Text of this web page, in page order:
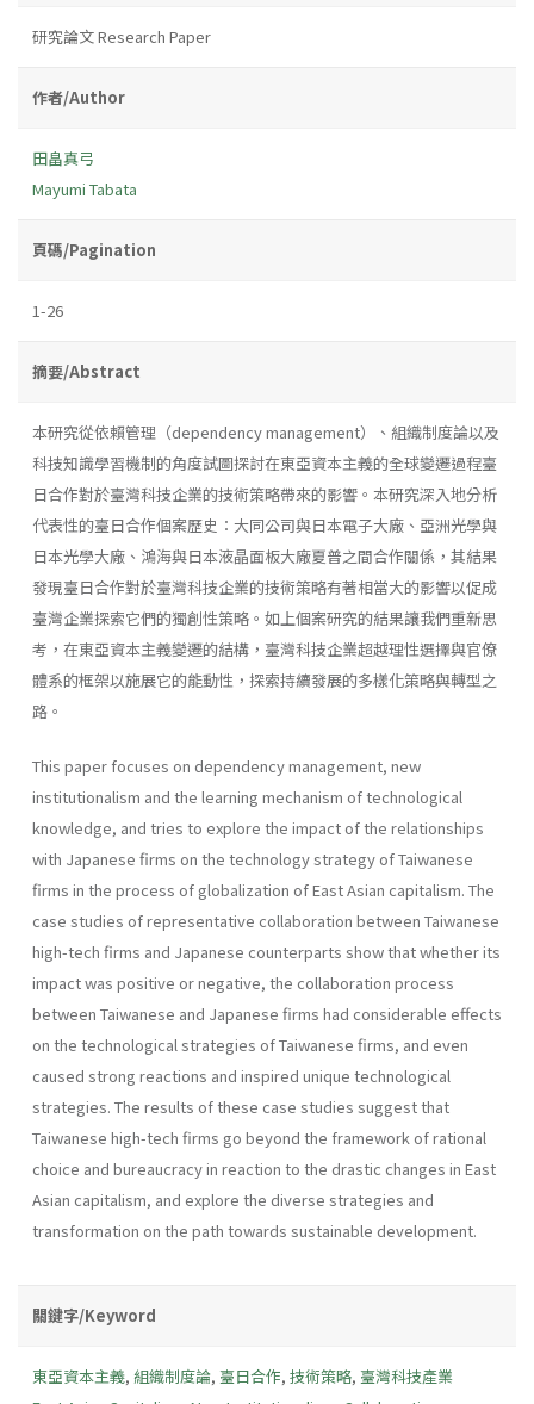
研究論文 Research Paper
作者/Author
田畠真弓
Mayumi Tabata
頁碼/Pagination
1-26
摘要/Abstract
本研究從依賴管理（dependency management）、組織制度論以及
科技知識學習機制的角度試圖探討在東亞資本主義的全球變遷過程臺
日合作對於臺灣科技企業的技術策略帶來的影響。本研究深入地分析
代表性的臺日合作個案歷史：大同公司與日本電子大廠、亞洲光學與
日本光學大廠、鴻海與日本液晶面板大廠夏普之間合作關係，其結果
發現臺日合作對於臺灣科技企業的技術策略有著相當大的影響以促成
臺灣企業探索它們的獨創性策略。如上個案研究的結果讓我們重新思
考，在東亞資本主義變遷的結構，臺灣科技企業超越理性選擇與官僚
體系的框架以施展它的能動性，探索持續發展的多樣化策略與轉型之
路。
This paper focuses on dependency management, new
institutionalism and the learning mechanism of technological
knowledge, and tries to explore the impact of the relationships
with Japanese firms on the technology strategy of Taiwanese
firms in the process of globalization of East Asian capitalism. The
case studies of representative collaboration between Taiwanese
high-tech firms and Japanese counterparts show that whether its
impact was positive or negative, the collaboration process
between Taiwanese and Japanese firms had considerable effects
on the technological strategies of Taiwanese firms, and even
caused strong reactions and inspired unique technological
strategies. The results of these case studies suggest that
Taiwanese high-tech firms go beyond the framework of rational
choice and bureaucracy in reaction to the drastic changes in East
Asian capitalism, and explore the diverse strategies and
transformation on the path towards sustainable development.
關鍵字/Keyword
東亞資本主義, 組織制度論, 臺日合作, 技術策略, 臺灣科技產業